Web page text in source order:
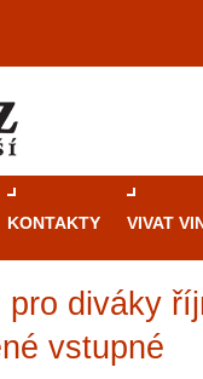
KONTAKTY VIVAT
pro diváky
vstupné
Průvodce
rulety po video